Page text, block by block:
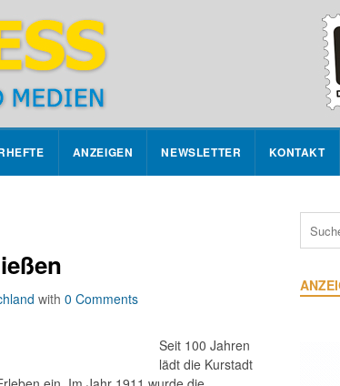
ANZEIGEN NEWSLETTER KONTAKT
with 0 Comments
Seit 100 Jahren
lädt die Kurstadt